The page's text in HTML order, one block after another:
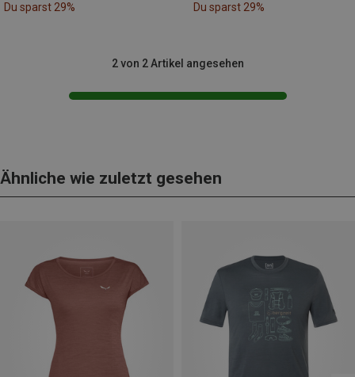
Du sparst 29% Du sparst 29%
2 von 2 Artikel angesehen
Ähnliche wie zuletzt gesehen